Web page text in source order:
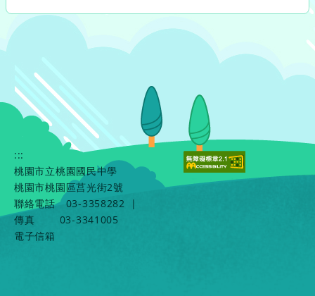
:::
桃園市立桃園國民中學
桃園市桃園區莒光街2號
聯絡電話
03-3358282
|
傳真
03-3341005
電子信箱